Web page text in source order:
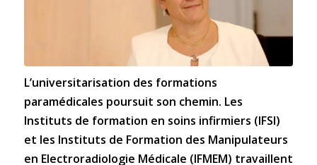
L’universitarisation des formations
paramédicales poursuit son chemin. Les
Instituts de formation en soins infirmiers (IFSI)
et les Instituts de Formation des Manipulateurs
en Electroradiologie Médicale (IFMEM) travaillent